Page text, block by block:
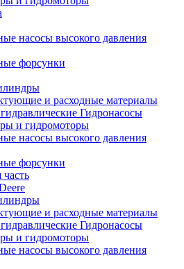
насосы высокого давления
форсунки
и расходные материалы
Гидронасосы
и гидромоторы
насосы высокого давления
форсунки
часть
и расходные материалы
Гидронасосы
и гидромоторы
насосы высокого давления